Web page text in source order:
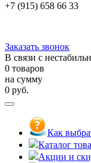
+7 (915) 658 66 33
Заказать звонок
В связи с
0 товаров
на сумму
0 руб.
Как
Каталог
Акции и